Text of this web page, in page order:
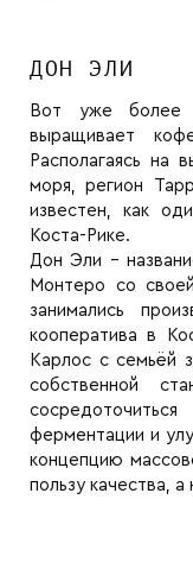
ДОН ЭЛИ
Вот уже более
выращивает
Располагаясь
моря, регион
известен, как
Коста-Рике.
Дон Эли -
Монтеро со
занимались
кооператива в
Карлос с семьёй
собственной
ферментации и
концепцию
пользу качества, а